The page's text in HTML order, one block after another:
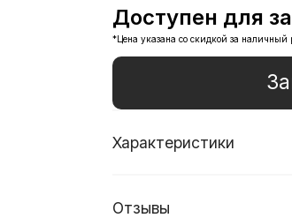
Доступен для
*Цена указана со скидкой за наличный
Характеристики
Отзывы